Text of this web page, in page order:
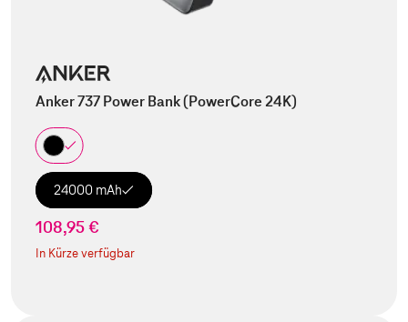
Anker 737 Power Bank (PowerCore 24K)
24000 mAh
108,95 €
In Kürze verfügbar